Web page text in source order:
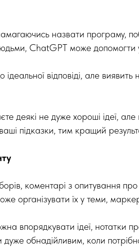
назвати програму,
ChatGPT може допомогти
відповіді, але
деякі не дуже хороші ідеї,
підказки, тим кращий
коментарі з опитування
організувати їх у теми,
впорядкувати ідеї, нотатки
обнадійливим, коли